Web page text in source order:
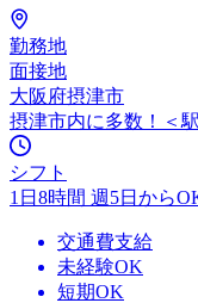
勤務地
面接地
大阪府摂津市
摂津市内に多数！＜
シフト
1日8時間 週5日から
交通費支給
未経験OK
短期OK